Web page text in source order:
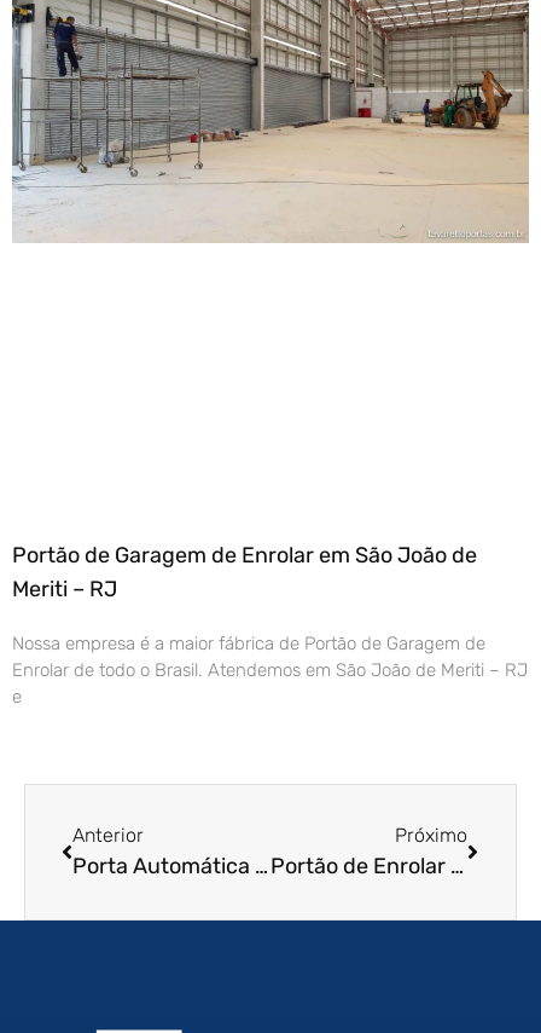
Portão de Garagem de Enrolar em São João de
Meriti – RJ
Nossa empresa é a maior fábrica de Portão de Garagem de
Enrolar de todo o Brasil. Atendemos em São João de Meriti – RJ
e
Anterior
Porta Automática de Enrolar em Marília – SP
Próximo
Portão de Enrolar Automático em João Pessoa – PB